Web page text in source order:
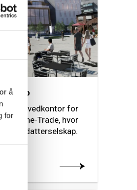
å
for
Oslo
hovedkontor for
Couche-Trade, hvor
heleid datterselskap.